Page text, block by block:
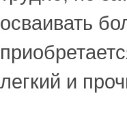
осваивать
легкий и